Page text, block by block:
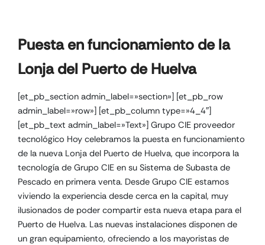
Puesta en funcionamiento de la
Lonja del Puerto de Huelva
[et_pb_section admin_label=»section»] [et_pb_row
admin_label=»row»] [et_pb_column type=»4_4″]
[et_pb_text admin_label=»Text»] Grupo CIE proveedor
tecnológico Hoy celebramos la puesta en funcionamiento
de la nueva Lonja del Puerto de Huelva, que incorpora la
tecnología de Grupo CIE en su Sistema de Subasta de
Pescado en primera venta. Desde Grupo CIE estamos
viviendo la experiencia desde cerca en la capital, muy
ilusionados de poder compartir esta nueva etapa para el
Puerto de Huelva. Las nuevas instalaciones disponen de
un gran equipamiento, ofreciendo a los mayoristas de